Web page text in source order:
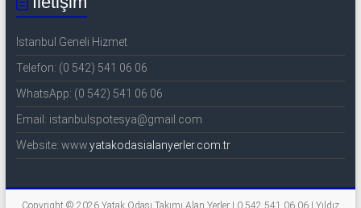
İstanbul Geneli Hizmet
Telefon: (0 542) 541 06 06
WhatsApp: (0 542) 541 06 06
Email: istanbulspotesya@gmail.com
Website: www.yatakodasialanyerler.com.tr